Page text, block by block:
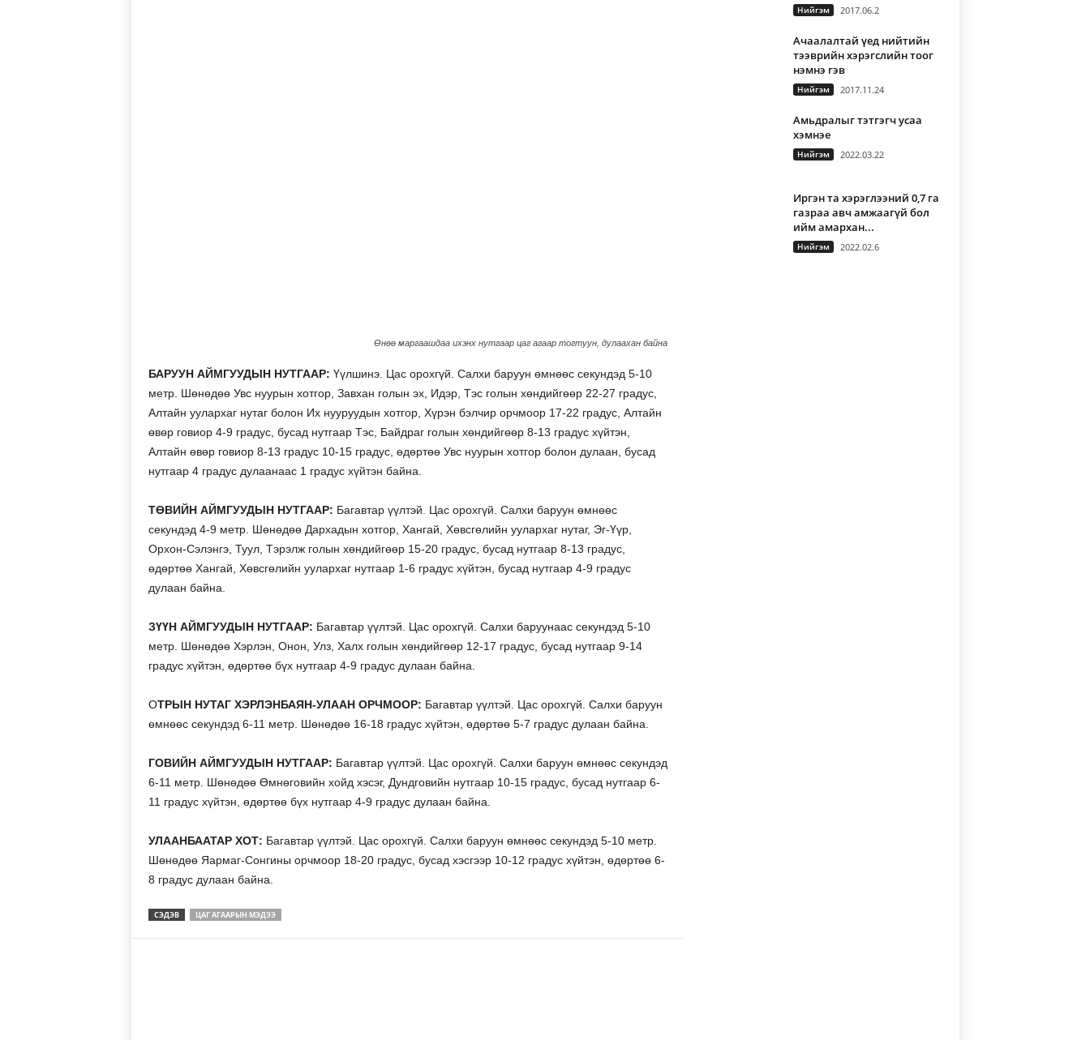
Өнөө маргаашдаа ихэнх нутгаар цаг агаар тогтуун, дулаахан байна
БАРУУН АЙМГУУДЫН НУТГААР: Үүлшинэ. Цас орохгүй. Салхи баруун өмнөөс секундэд 5-10
метр. Шөнөдөө Увс нуурын хотгор, Завхан голын эх, Идэр, Тэс голын хөндийгөөр 22-27 градус,
Алтайн уулархаг нутаг болон Их нууруудын хотгор, Хүрэн бэлчир орчмоор 17-22 градус, Алтайн
өвөр говиор 4-9 градус, бусад нутгаар Тэс, Байдраг голын хөндийгөөр 8-13 градус хүйтэн,
Алтайн өвөр говиор 8-13 градус 10-15 градус, өдөртөө Увс нуурын хотгор болон дулаан, бусад
нутгаар 4 градус дулаанаас 1 градус хүйтэн байна.
ТӨВИЙН АЙМГУУДЫН НУТГААР: Багавтар үүлтэй. Цас орохгүй. Салхи баруун өмнөөс
секундэд 4-9 метр. Шөнөдөө Дархадын хотгор, Хангай, Хөвсгөлийн уулархаг нутаг, Эг-Үүр,
Орхон-Сэлэнгэ, Туул, Тэрэлж голын хөндийгөөр 15-20 градус, бусад нутгаар 8-13 градус,
өдөртөө Хангай, Хөвсгөлийн уулархаг нутгаар 1-6 градус хүйтэн, бусад нутгаар 4-9 градус
дулаан байна.­­­­­
ЗҮҮН АЙМГУУДЫН НУТГААР: Багавтар үүлтэй. Цас орохгүй. Салхи баруунаас секундэд 5-10
метр. Шөнөдөө Хэрлэн, Онон, Улз, Халх голын хөндийгөөр 12-17 градус, бусад нутгаар 9-14
градус хүйтэн, өдөртөө бүх нутгаар 4-9 градус дулаан байна.
ОТРЫН НУТАГ ХЭРЛЭНБАЯН-УЛААН ОРЧМООР: Багавтар үүлтэй. Цас орохгүй. Салхи баруун
өмнөөс секундэд 6-11 метр. Шөнөдөө 16-18 градус хүйтэн, өдөртөө 5-7 градус дулаан байна.
ГОВИЙН АЙМГУУДЫН НУТГААР: Багавтар үүлтэй. Цас орохгүй. Салхи баруун өмнөөс секундэд
6-11 метр. Шөнөдөө Өмнөговийн хойд хэсэг, Дундговийн нутгаар 10-15 градус, бусад нутгаар 6-
11 градус хүйтэн, өдөртөө бүх нутгаар 4-9 градус дулаан байна.
УЛААНБААТАР ХОТ: Багавтар үүлтэй. Цас орохгүй. Салхи баруун өмнөөс секундэд 5-10 метр.
Шөнөдөө Яармаг-Сонгины орчмоор 18-20 градус, бусад хэсгээр 10-12 градус хүйтэн, өдөртөө 6-
8 градус дулаан байна.
СЭДЭВ ЦАГ АГААРЫН МЭДЭЭ
Нийгэм 2017.06.2
Ачаалалтай үед нийтийн
тээврийн хэрэгслийн тоог
нэмнэ гэв
Нийгэм 2017.11.24
Амьдралыг тэтгэгч усаа
хэмнэе
Нийгэм 2022.03.22
Иргэн та хэрэглээний 0,7 га
газраа авч амжаагүй бол
ийм амархан...
Нийгэм 2022.02.6